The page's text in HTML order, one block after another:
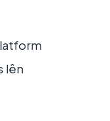
lên